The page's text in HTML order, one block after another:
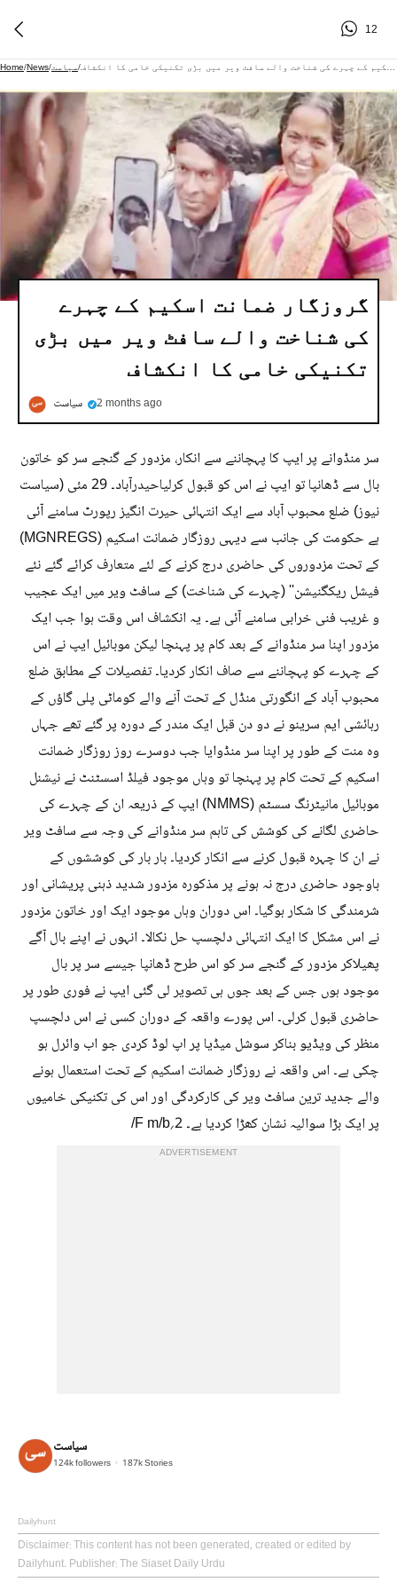
12
Home/News/سیاست/
گروزگار ضمانت اسکیم کے چہرے
کی شناخت والے سافٹ ویر میں بڑی
تکنیکی خامی کا انکشاف
سیاست 2 months ago
سر منڈوانے پر ایپ کا پہچاننے سے انکار، مزدور کے گنجے سر کو خاتون
بال سے ڈھانپا تو ایپ نے اس کو قبول کرلیاحیدرآباد۔ 29 مئی (سیاست
نیوز) ضلع محبوب آباد سے ایک انتہائی حیرت انگیز رپورٹ سامنے آئی
ہے حکومت کی جانب سے دیہی روزگار ضمانت اسکیم (MGNREGS)
کے تحت مزدوروں کی حاضری درج کرنے کے لئے متعارف کرائے گئے نئے
فیشل ریکگنیشن'' (چہرے کی شناخت) کے سافٹ ویر میں ایک عجیب
و غریب فنی خرابی سامنے آئی ہے۔ یہ انکشاف اس وقت ہوا جب ایک
مزدور اپنا سر منڈوانے کے بعد کام پر پہنچا لیکن موبائیل ایپ نے اس
کے چہرے کو پہچاننے سے صاف انکار کردیا۔ تفصیلات کے مطابق ضلع
محبوب آباد کے انگورتی منڈل کے تحت آنے والے کوماٹی پلی گاؤں کے
رہائشی ایم سرینو نے دو دن قبل ایک مندر کے دورہ پر گئے تھے جہاں
وہ منت کے طور پر اپنا سر منڈوایا جب دوسرے روز روزگار ضمانت
اسکیم کے تحت کام پر پہنچا تو وہاں موجود فیلڈ اسسٹنٹ نے نیشنل
موبائیل مانیٹرنگ سسٹم (NMMS) ایپ کے ذریعہ ان کے چہرے کی
حاضری لگانے کی کوشش کی تاہم سر منڈوانے کی وجہ سے سافٹ ویر
نے ان کا چہرہ قبول کرنے سے انکار کردیا۔ بار بار کی کوششوں کے
باوجود حاضری درج نہ ہونے پر مذکورہ مزدور شدید ذہنی پریشانی اور
شرمندگی کا شکار ہوگیا۔ اس دوران وہاں موجود ایک اور خاتون مزدور
نے اس مشکل کا ایک انتہائی دلچسپ حل نکالا۔ انہوں نے اپنے بال آگے
پھیلاکر مزدور کے گنجے سر کو اس طرح ڈھانپا جیسے سر پر بال
موجود ہوں جس کے بعد جوں ہی تصویر لی گئی ایپ نے فوری طور پر
حاضری قبول کرلی۔ اس پورے واقعہ کے دوران کسی نے اس دلچسپ
منظر کی ویڈیو بناکر سوشل میڈیا پر اپ لوڈ کردی جو اب وائرل ہو
چکی ہے۔ اس واقعہ نے روزگار ضمانت اسکیم کے تحت استعمال ہونے
والے جدید ترین سافٹ ویر کی کارکردگی اور اس کی تکنیکی خامیوں
پر ایک بڑا سوالیہ نشان کھڑا کردیا ہے۔ 2؍F m/b/
ADVERTISEMENT
سیاست
124kfollowers 187kStories
Dailyhunt
Disclaimer: This content has not been generated, created or edited by
Dailyhunt. Publisher: The Siaset Daily Urdu